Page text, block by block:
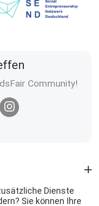
Community!
Dienste
Sie können Ihre